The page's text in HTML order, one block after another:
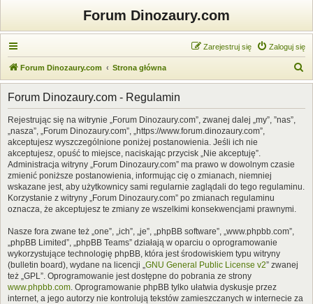
Forum Dinozaury.com
Zaloguj się
Zarejestruj się
Forum Dinozaury.com Strona główna
z
Forum Dinozaury.com - Regulamin
Rejestrując się na witrynie „Forum Dinozaury.com”, zwanej dalej „my”, ”nas”,
„nasza”, „Forum Dinozaury.com”, „https://www.forum.dinozaury.com”,
akceptujesz wyszczególnione poniżej postanowienia. Jeśli ich nie
akceptujesz, opuść to miejsce, naciskając przycisk „Nie akceptuję”.
Administracja witryny „Forum Dinozaury.com” ma prawo w dowolnym czasie
zmienić poniższe postanowienia, informując cię o zmianach, niemniej
wskazane jest, aby użytkownicy sami regularnie zaglądali do tego regulaminu.
Korzystanie z witryny „Forum Dinozaury.com” po zmianach regulaminu
oznacza, że akceptujesz te zmiany ze wszelkimi konsekwencjami prawnymi.
Nasze fora zwane też „one”, „ich”, „je”, „phpBB software”, „www.phpbb.com”,
„phpBB Limited”, „phpBB Teams” działają w oparciu o oprogramowanie
wykorzystujące technologię phpBB, która jest środowiskiem typu witryny
(bulletin board), wydane na licencji „GNU General Public License v2” zwanej
też „GPL”. Oprogramowanie jest dostępne do pobrania ze strony
www.phpbb.com. Oprogramowanie phpBB tylko ułatwia dyskusje przez
internet, a jego autorzy nie kontrolują tekstów zamieszczanych w internecie za